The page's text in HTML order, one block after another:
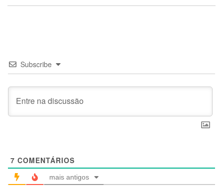
Subscribe
7 COMENTÁRIOS
mais antigos